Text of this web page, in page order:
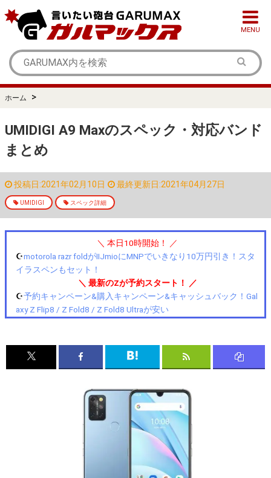
MENU
ホーム >
UMIDIGI A9 Maxのスペック・対応バンド
まとめ
投稿日:2021年02月10日 最終更新日:2021年04月27日
UMIDIGI スペック詳細
＼ 本日10時開始！ ／
☪️motorola razr foldがIIJmioにMNPでいきなり10万円引き！スタ
イラスペンもセット！
＼ 最新のZが予約スタート！ ／
☪️予約キャンペーン&購入キャンペーン&キャッシュバック！Gal
axy Z Flip8 / Z Fold8 / Z Fold8 Ultraが安い